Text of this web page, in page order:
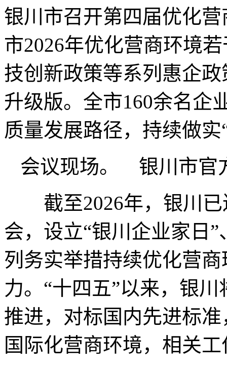
银川市召开第四届优化
市2026年优化营商环境
技创新政策等系列惠企
升级版。全市160余名企
质量发展路径，持续做
会议现场。 银川市官
截至2026年，银川已
会，设立“银川企业家日
列务实举措持续优化营
力。“十四五”以来，银
推进，对标国内先进标
国际化营商环境，相关